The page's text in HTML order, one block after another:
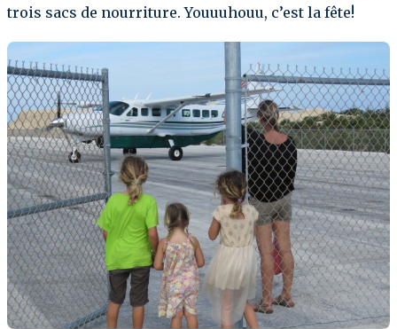
trois sacs de nourriture. Youuuhouu, c’est la fête!